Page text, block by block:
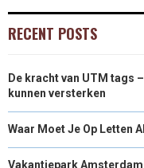
RECENT POSTS
De kracht van UTM tags
kunnen versterken
Waar Moet Je Op Letten
Vakantiepark